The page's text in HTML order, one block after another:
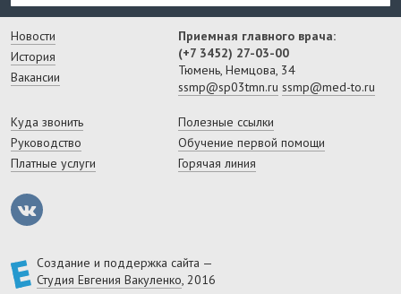
Новости
История
Вакансии
Приемная главного врача:
(+7 3452) 27-03-00
Тюмень, Немцова, 34
ssmp@sp03tmn.ru ssmp@med-to.ru
Куда звонить
Руководство
Платные услуги
Полезные ссылки
Обучение первой помощи
Горячая линия
Создание и поддержка сайта —
Студия Евгения Вакуленко, 2016